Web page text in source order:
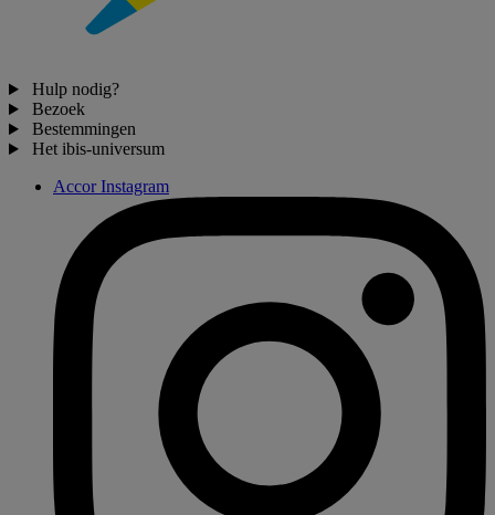
Hulp nodig?
Bezoek
Bestemmingen
Het ibis-universum
Accor Instagram